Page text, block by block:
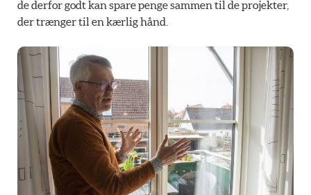
de derfor godt kan spare penge sammen til de projekter,
der trænger til en kærlig hånd.